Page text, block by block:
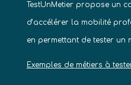
TestUnMetier propose un
d’accélérer la mobilité
en permettant de tester un
Exemples de métiers à